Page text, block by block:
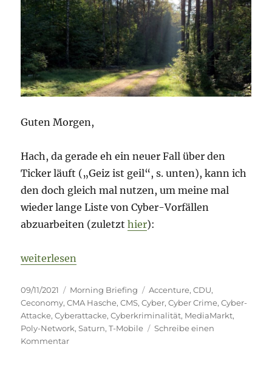
Guten Morgen,
Hach, da gerade eh ein neuer Fall über den
Ticker läuft („Geiz ist geil“, s. unten), kann ich
den doch gleich mal nutzen, um meine mal
wieder lange Liste von Cyber-Vorfällen
abzuarbeiten (zuletzthier):
„Morning Briefing – 9. November 2021 – Cyber –
weiterlesen
Veröffentlicht
am
09/11/2021 Kategorien
Morning Briefing Schlagwörter
Accenture,CDU,
Ceconomy,CMA Hasche,CMS,Cyber,Cyber Crime,Cyber-
Attacke,Cyberattacke,Cyberkriminalität, MediaMarkt,
Poly-Network,Saturn,T-Mobile
Schreibe einen
Kommentarzu